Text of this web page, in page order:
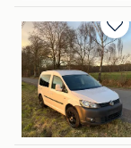
in
Mijn
Ivanövitch
Westerlo